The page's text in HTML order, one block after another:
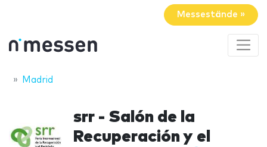
Messestände »
Madrid
srr - Salón de la
Recuperación y el